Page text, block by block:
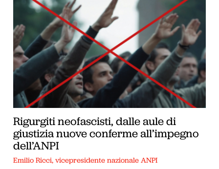
Rigurgiti neofascisti, dalle aule di
giustizia nuove conferme all’impegno
dell’ANPI
Emilio Ricci, vicepresidente nazionale ANPI